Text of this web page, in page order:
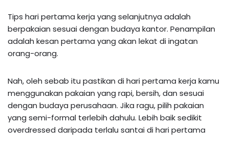
Tips hari pertama kerja yang selanjutnya adalah
berpakaian sesuai dengan budaya kantor. Penampilan
adalah kesan pertama yang akan lekat di ingatan
orang-orang.
Nah, oleh sebab itu pastikan di hari pertama kerja kamu
menggunakan pakaian yang rapi, bersih, dan sesuai
dengan budaya perusahaan. Jika ragu, pilih pakaian
yang semi-formal terlebih dahulu. Lebih baik sedikit
overdressed daripada terlalu santai di hari pertama